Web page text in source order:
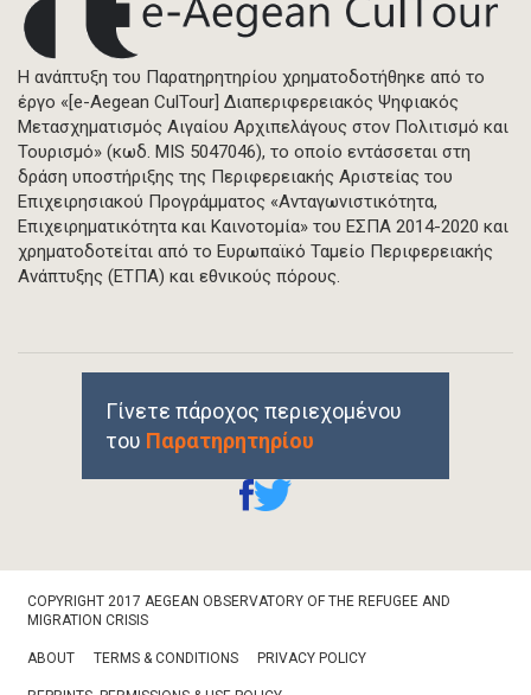
Η ανάπτυξη του Παρατηρητηρίου χρηματοδοτήθηκε από το
έργο «[e-Aegean CulTour] Διαπεριφερειακός Ψηφιακός
Μετασχηματισμός Αιγαίου Αρχιπελάγους στον Πολιτισμό και
Τουρισμό» (κωδ. MIS 5047046), το οποίο εντάσσεται στη
δράση υποστήριξης της Περιφερειακής Αριστείας του
Επιχειρησιακού Προγράμματος «Ανταγωνιστικότητα,
Επιχειρηματικότητα και Καινοτομία» του ΕΣΠΑ 2014-2020 και
χρηματοδοτείται από το Ευρωπαϊκό Ταμείο Περιφερειακής
Ανάπτυξης (ΕΤΠΑ) και εθνικούς πόρους.
Γίνετε πάροχος περιεχομένου
του Παρατηρητηρίου
Bottom
COPYRIGHT 2017 AEGEAN OBSERVATORY OF THE REFUGEE AND
MIGRATION CRISIS
ABOUT TERMS & CONDITIONS PRIVACY POLICY